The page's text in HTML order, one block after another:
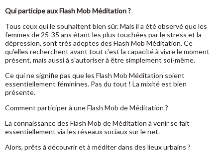
Qui participe aux Flash Mob Méditation ?
Tous ceux qui le souhaitent bien sûr. Mais il a été observé que les
femmes de 25-35 ans étant les plus touchées par le stress et la
dépression, sont très adeptes des Flash Mob Méditation. Ce
qu'elles recherchent avant tout c'est la capacité à vivre le moment
présent, mais aussi à s'autoriser à être simplement soi-même.
Ce qui ne signifie pas que les Flash Mob Méditation soient
essentiellement féminines. Pas du tout ! La mixité est bien
présente.
Comment participer à une Flash Mob de Méditation ?
La connaissance des Flash Mob de Méditation à venir se fait
essentiellement via les réseaux sociaux sur le net.
Alors, prêts à découvrir et à méditer dans des lieux urbains ?